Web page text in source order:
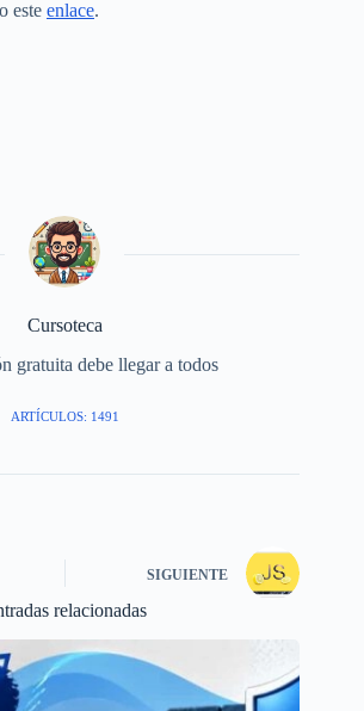
este enlace.
Cursoteca
gratuita debe llegar a todos
ARTÍCULOS: 1491
SIGUIENTE
relacionadas